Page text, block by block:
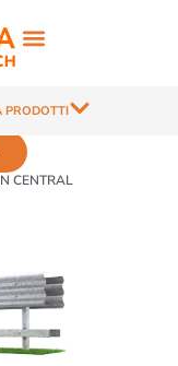
PRODOTTI
CENTRAL